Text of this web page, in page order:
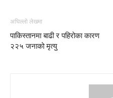
अघिल्लो लेखमा
पाकिस्तानमा बाढी र पहिरोका कारण
२२५ जनाको मृत्यु